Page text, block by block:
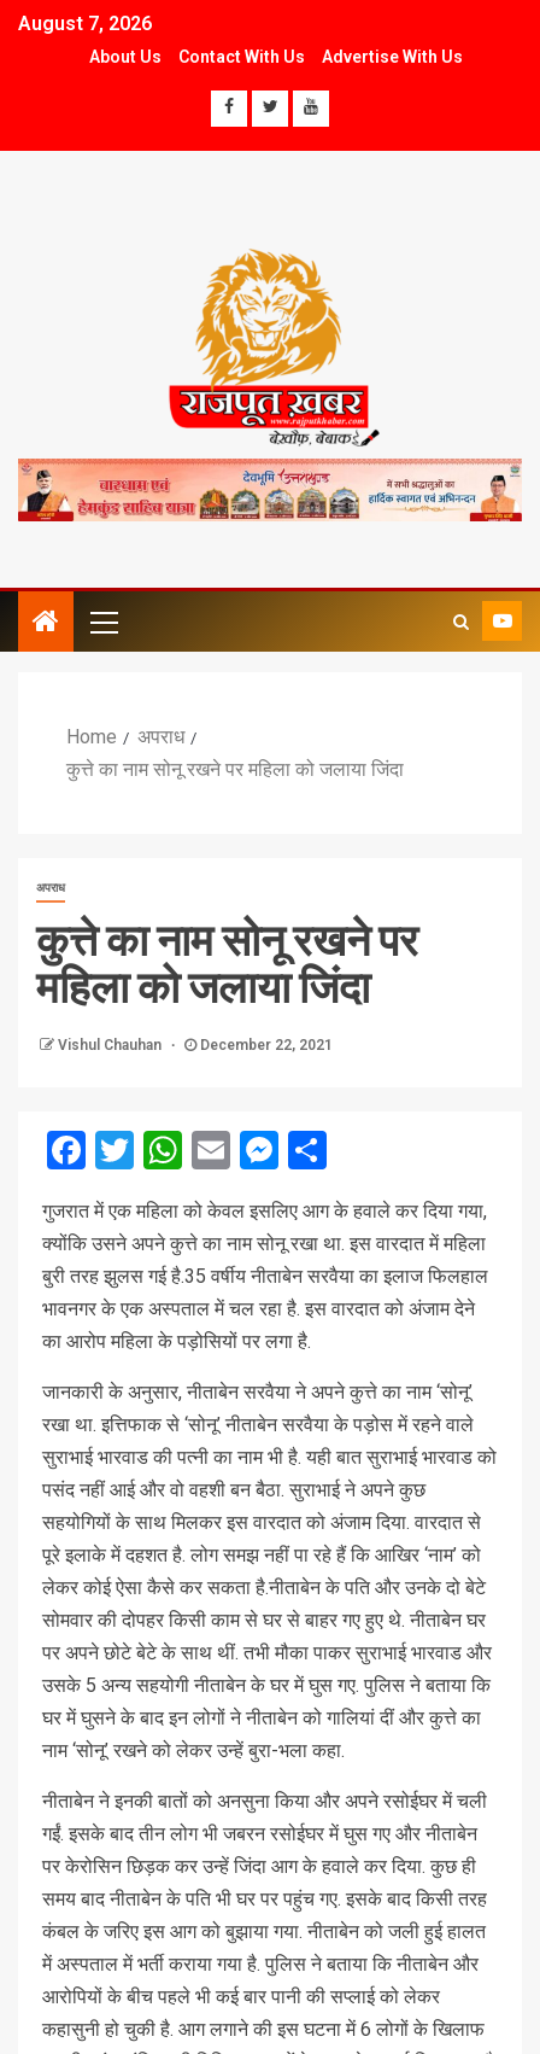
August 7, 2026
About Us Contact With Us Advertise With Us
Home
अपराध
कुत्ते का नाम सोनू रखने पर महिला को जलाया जिंदा
अपराध
कुत्ते का नाम सोनू रखने पर
महिला को जलाया जिंदा
Vishul Chauhan December 22, 2021
Facebook
Twitter
WhatsApp
EmailMessenger
गुजरात में एक महिला को केवल इसलिए आग के हवाले कर दिया गया,
क्योंकि उसने अपने कुत्ते का नाम सोनू रखा था. इस वारदात में महिला
बुरी तरह झुलस गई है.35 वर्षीय नीताबेन सरवैया का इलाज फिलहाल
भावनगर के एक अस्पताल में चल रहा है. इस वारदात को अंजाम देने
का आरोप महिला के पड़ोसियों पर लगा है.
जानकारी के अनुसार, नीताबेन सरवैया ने अपने कुत्ते का नाम ‘सोनू’
रखा था. इत्तिफाक से ‘सोनू’ नीताबेन सरवैया के पड़ोस में रहने वाले
सुराभाई भारवाड की पत्नी का नाम भी है. यही बात सुराभाई भारवाड को
पसंद नहीं आई और वो वहशी बन बैठा. सुराभाई ने अपने कुछ
सहयोगियों के साथ मिलकर इस वारदात को अंजाम दिया. वारदात से
पूरे इलाके में दहशत है. लोग समझ नहीं पा रहे हैं कि आखिर ‘नाम’ को
लेकर कोई ऐसा कैसे कर सकता है.नीताबेन के पति और उनके दो बेटे
सोमवार की दोपहर किसी काम से घर से बाहर गए हुए थे. नीताबेन घर
पर अपने छोटे बेटे के साथ थीं. तभी मौका पाकर सुराभाई भारवाड और
उसके 5 अन्य सहयोगी नीताबेन के घर में घुस गए. पुलिस ने बताया कि
घर में घुसने के बाद इन लोगों ने नीताबेन को गालियां दीं और कुत्ते का
नाम ‘सोनू’ रखने को लेकर उन्हें बुरा-भला कहा.
नीताबेन ने इनकी बातों को अनसुना किया और अपने रसोईघर में चली
गईं. इसके बाद तीन लोग भी जबरन रसोईघर में घुस गए और नीताबेन
पर केरोसिन छिड़क कर उन्हें जिंदा आग के हवाले कर दिया. कुछ ही
समय बाद नीताबेन के पति भी घर पर पहुंच गए. इसके बाद किसी तरह
कंबल के जरिए इस आग को बुझाया गया. नीताबेन को जली हुई हालत
में अस्पताल में भर्ती कराया गया है. पुलिस ने बताया कि नीताबेन और
आरोपियों के बीच पहले भी कई बार पानी की सप्लाई को लेकर
कहासुनी हो चुकी है. आग लगाने की इस घटना में 6 लोगों के खिलाफ